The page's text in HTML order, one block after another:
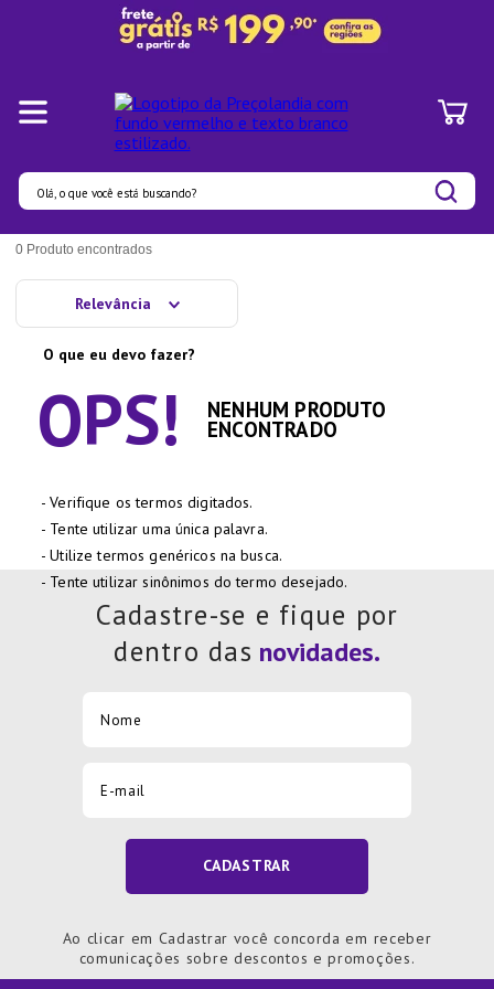
Olá, o que você está buscando?
0 Produto
Relevância
NENHUM PRODUTO
ENCONTRADO
O que eu devo fazer?
Verifique os termos digitados.
Tente utilizar uma única palavra.
Utilize termos genéricos na busca.
Tente utilizar sinônimos do termo desejado.
Cadastre-se e fique por
dentro das
CADASTRAR
Ao clicar em Cadastrar você concorda em receber
comunicações sobre descontos e promoções.
Termos mais buscados
1º
Panelas
3º
Organizadores
4º
Bambu
5º
º
Tapete
8 º
Aparelho Jantar
º
Xicara
Lixeira